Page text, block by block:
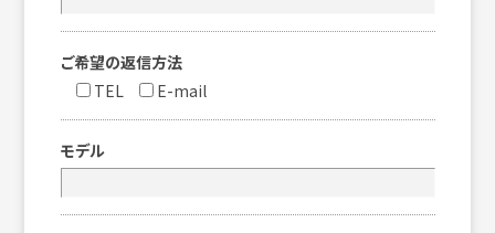
ご希望の返信方法
TEL
E-mail
モデル